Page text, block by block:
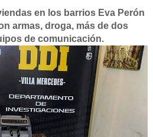
en los barrios Eva Perón
armas, droga, más de dos
de comunicación.